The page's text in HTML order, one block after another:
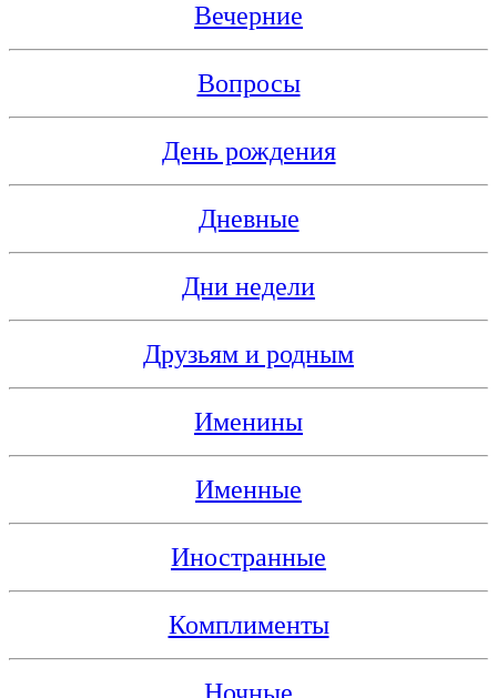
Вечерние
Вопросы
День рождения
Дневные
Дни недели
Друзьям и родным
Именины
Именные
Иностранные
Комплименты